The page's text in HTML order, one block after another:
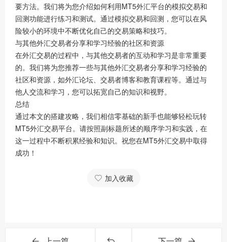
要方法。我们将为您介绍如何利用MT5外汇平台的模拟交易和
回测功能进行练习和测试。通过模拟交易和回测，您可以在风
险较小的环境中不断优化自己的交易策略和技巧。
与其他外汇交易者分享和学习经验的社区和资源
在外汇交易的过程中，与其他交易者的互动和学习是非常重要
的。我们将为您推荐一些与其他外汇交易者分享和学习经验的
社区和资源，如外汇论坛、交易者博客和教育课程等。通过与
他人交流和学习，您可以拓宽自己的知识和视野。
总结
通过本文的搭建攻略，我们相信零基础的新手也能够轻松玩转
MT5外汇交易平台。请按照副标题所述的顺序学习和实践，在
这一过程中不断积累经验和知识。祝您在MT5外汇交易中取得
成功！
加入收藏